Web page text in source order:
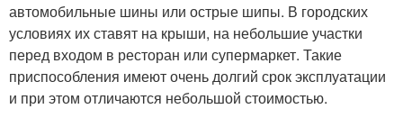
автомобильные шины или острые шипы. В городских
условиях их ставят на крыши, на небольшие участки
перед входом в ресторан или супермаркет. Такие
приспособления имеют очень долгий срок эксплуатации
и при этом отличаются небольшой стоимостью.